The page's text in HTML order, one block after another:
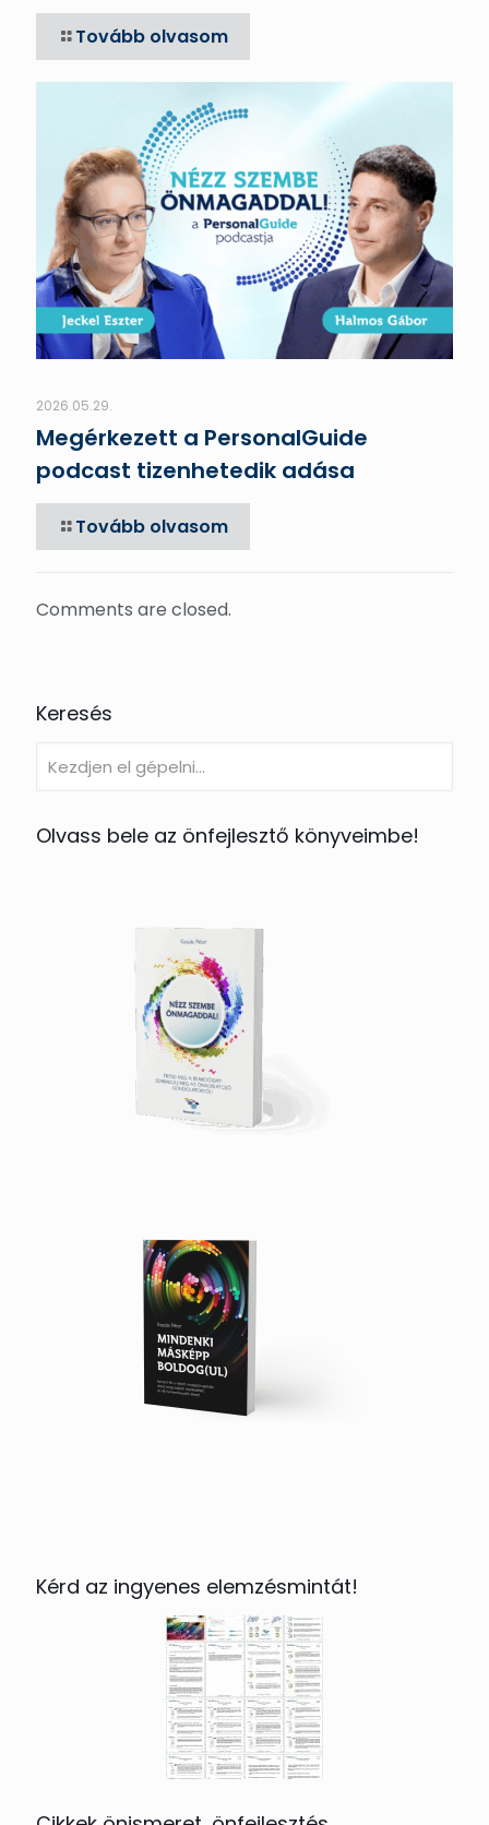
Tovább olvasom
2026.05.29.
Megérkezett a PersonalGuide
podcast tizenhetedik adása
Tovább olvasom
Comments are closed.
Keresés
Olvass bele az önfejlesztő könyveimbe!
Kérd az ingyenes elemzésmintát!